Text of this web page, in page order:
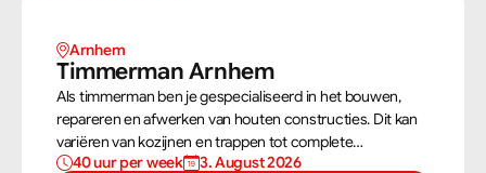
Arnhem
Timmerman Arnhem
Als timmerman ben je gespecialiseerd in het bouwen,
repareren en afwerken van houten constructies. Dit kan
variëren van kozijnen en trappen tot complete
dakconstructies en gevels. Aan de hand van
40 uur per week 3. August 2026